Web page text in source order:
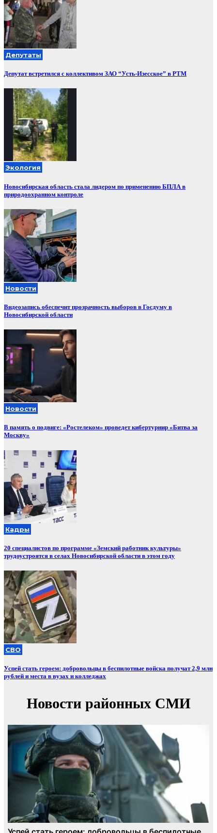
Депутаты
Депутат встретился с коллективом ЗАО “Усть-Изесское” в РТМ
Экология
Новосибирская область стала лидером по применению БПЛА в
природоохранном контроле
Новости
Видеозапись обеспечит прозрачность выборов в Госдуму в
Новосибирской области
Новости
В память о подвиге: «Ростелеком» проведет кибертурнир «Битва за
Москву»
Кадры
20 специалистов по программе «Земский работник культуры»
трудоустроятся в селах Новосибирской области в этом году
СВО
Успей стать героем: добровольцы в беспилотные войска получат 2,9 млн
рублей и места в вузах и колледжах